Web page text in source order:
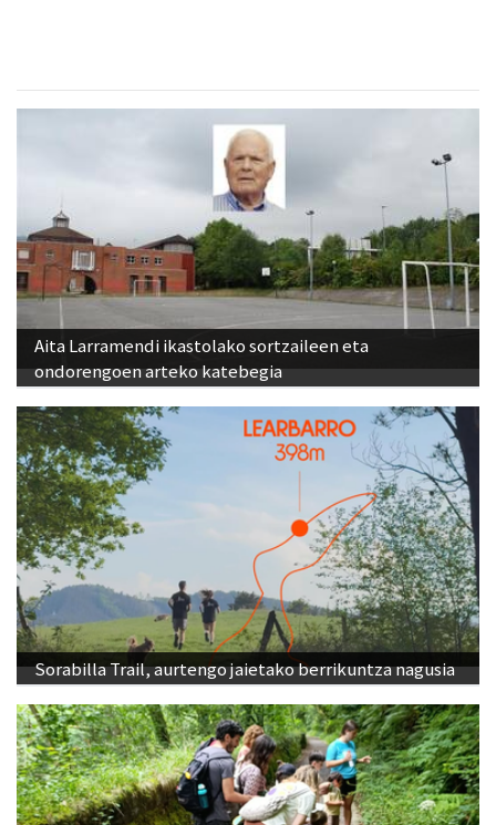
Aita Larramendi ikastolako sortzaileen eta
ondorengoen arteko katebegia
Sorabilla Trail, aurtengo jaietako berrikuntza nagusia